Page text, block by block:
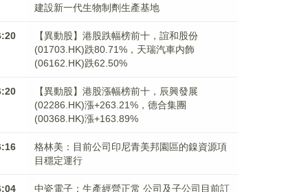
建設新一代生物制劑生產基地
【異動股】港股跌幅榜前十，誼和股份
(01703.HK)跌80.71%，天瑞汽車内飾
(06162.HK)跌62.50%
【異動股】港股漲幅榜前十，辰興發展
(02286.HK)漲+263.21%，德合集團
(00368.HK)漲+163.89%
格林美：目前公司印尼青美邦園區的鎳資源項
目穩定運行
中瓷電子：生產經營正常 公司及子公司目前訂